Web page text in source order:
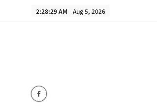
2:28:30 AM Aug 5, 2026